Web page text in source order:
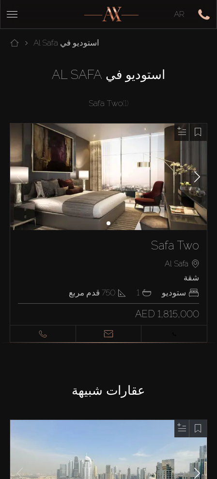
AR
استوديو في Al Safa
استوديو في AL SAFA
Safa Two(1)
Safa Two
Al Safa
شقة
ستوديو
1
750 قدم مربع
AED 1,815,000
عقارات شبيهة